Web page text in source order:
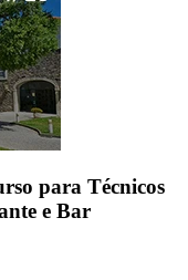
para Técnicos
e Bar